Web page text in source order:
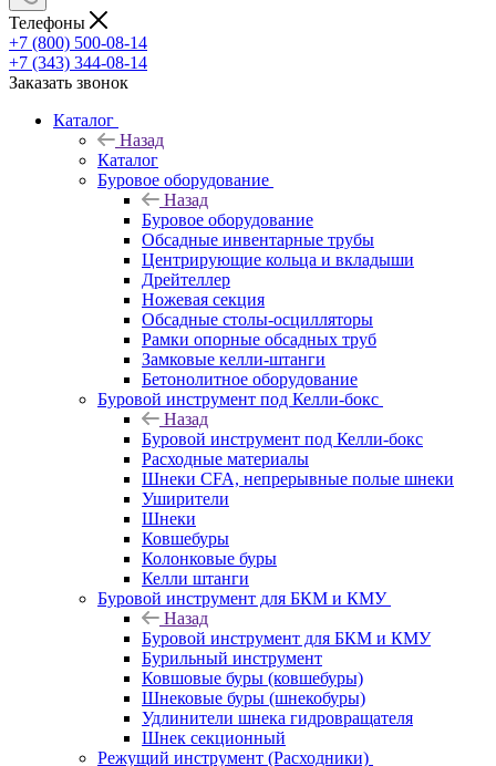
Телефоны
+7 (800) 500-08-14
+7 (343) 344-08-14
Заказать звонок
Каталог
Назад
Каталог
Буровое оборудование
Назад
Буровое оборудование
Обсадные инвентарные трубы
Центрирующие кольца и вкладыши
Дрейтеллер
Ножевая секция
Обсадные столы-осцилляторы
Рамки опорные обсадных труб
Замковые келли-штанги
Бетонолитное оборудование
Буровой инструмент под Келли-бокс
Назад
Буровой инструмент под Келли-бокс
Расходные материалы
Шнеки CFA, непрерывные полые шнеки
Уширители
Шнеки
Ковшебуры
Колонковые буры
Келли штанги
Буровой инструмент для БКМ и КМУ
Назад
Буровой инструмент для БКМ и КМУ
Бурильный инструмент
Ковшовые буры (ковшебуры)
Шнековые буры (шнекобуры)
Удлинители шнека гидровращателя
Шнек секционный
Режущий инструмент (Расходники)